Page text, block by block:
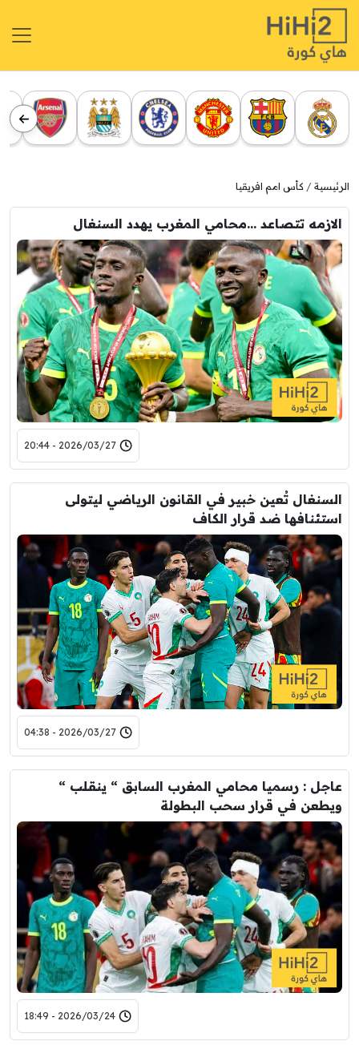
الرئيسية كأس امم افريقيا
الازمه تتصاعد …محامي المغرب يهدد السنغال
2026/03/27 - 20:44
السنغال تُعين خبير في القانون الرياضي ليتولى
استئنافها ضد قرار الكاف
2026/03/27 - 04:38
عاجل : رسميا محامي المغرب السابق “ ينقلب “
ويطعن في قرار سحب البطولة
2026/03/24 - 18:49